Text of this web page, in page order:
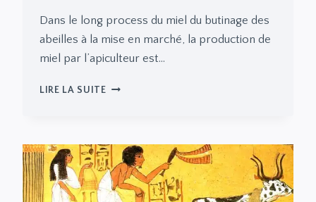
Dans le long process du miel du butinage des
abeilles à la mise en marché, la production de
miel par l’apiculteur est…
LIRE LA SUITELA
PAR
L’APICULTEUR